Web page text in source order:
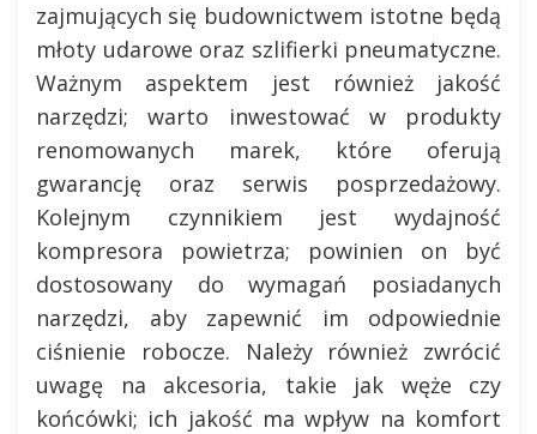
zajmujących się budownictwem istotne będą
młoty udarowe oraz szlifierki pneumatyczne.
Ważnym aspektem jest również jakość
narzędzi; warto inwestować w produkty
renomowanych marek, które oferują
gwarancję oraz serwis posprzedażowy.
Kolejnym czynnikiem jest wydajność
kompresora powietrza; powinien on być
dostosowany do wymagań posiadanych
narzędzi, aby zapewnić im odpowiednie
ciśnienie robocze. Należy również zwrócić
uwagę na akcesoria, takie jak węże czy
końcówki; ich jakość ma wpływ na komfort